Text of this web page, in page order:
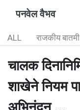
पनवेल वैभव
ALL राजकीय बातमी
चालक
शाखेने नियम